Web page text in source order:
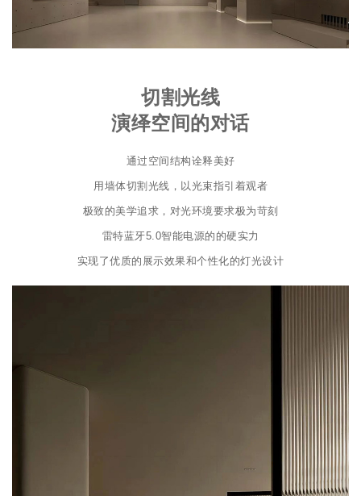
切割光线
演绎空间的对话
通过空间结构诠释美好
用墙体切割光线，以光束指引着观者
极致的美学追求，对光环境要求极为苛刻
雷特蓝牙5.0智能电源的的硬实力
实现了优质的展示效果和个性化的灯光设计